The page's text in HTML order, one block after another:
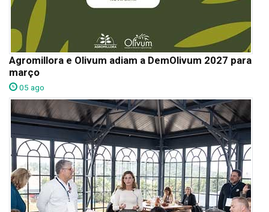
Agromillora e Olivum adiam a DemOlivum 2027 para
março
05 ago